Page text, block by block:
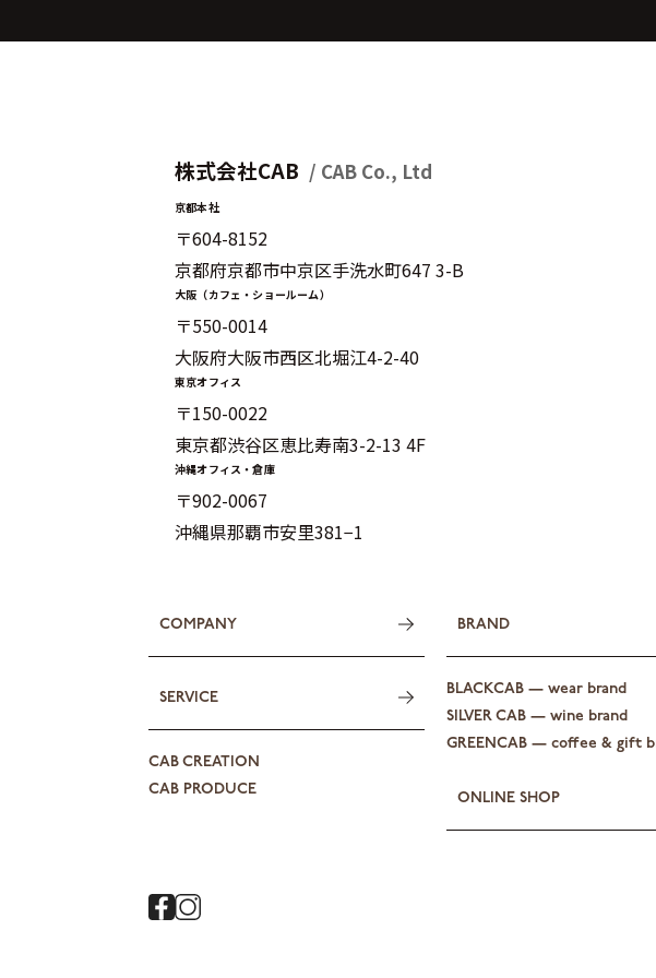
株式会社CAB / CAB Co., Ltd
京都本社
〒604-8152
京都府京都市中京区手洗水町647 3-B
大阪（カフェ・ショールーム）
〒550-0014
大阪府大阪市西区北堀江4-2-40
東京オフィス
〒150-0022
東京都渋谷区恵比寿南3-2-13 4F
沖縄オフィス・倉庫
〒902-0067
沖縄県那覇市安里381−1
COMPANY
SERVICE
CAB CREATION
CAB PRODUCE
BRAND
BLACKCAB — wear brand
SILVER CAB — wine brand
GREENCAB — coffee & gift
ONLINE SHOP